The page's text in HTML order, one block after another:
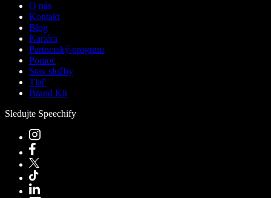
O nás
Kontakt
Blog
Kariéra
Partnerský program
Pomoc
Stav služby
Tlač
Brand Kit
Sledujte Speechify